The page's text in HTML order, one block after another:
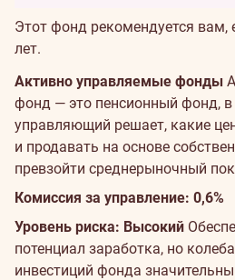
Этот фонд рекомендуется
лет.
Активно управляемые фонды
фонд — это пенсионный фонд,
управляющий решает, какие
и продавать на основе
превзойти среднерыночный
Комиссия за управление: 0,6%
Уровень риска: Высокий
потенциал заработка, но
инвестиций фонда